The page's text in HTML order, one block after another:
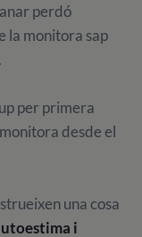
perdó
la monitora sap
per primera
desde el
una cosa
i